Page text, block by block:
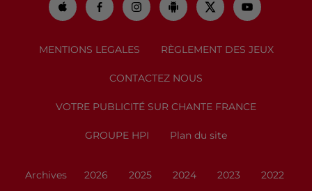
MENTIONS LEGALES RÈGLEMENT DES JEUX
CONTACTEZ NOUS
VOTRE PUBLICITÉ SUR CHANTE FRANCE
GROUPE HPI Plan du site
Archives 2026 2025 2024 2023 2022